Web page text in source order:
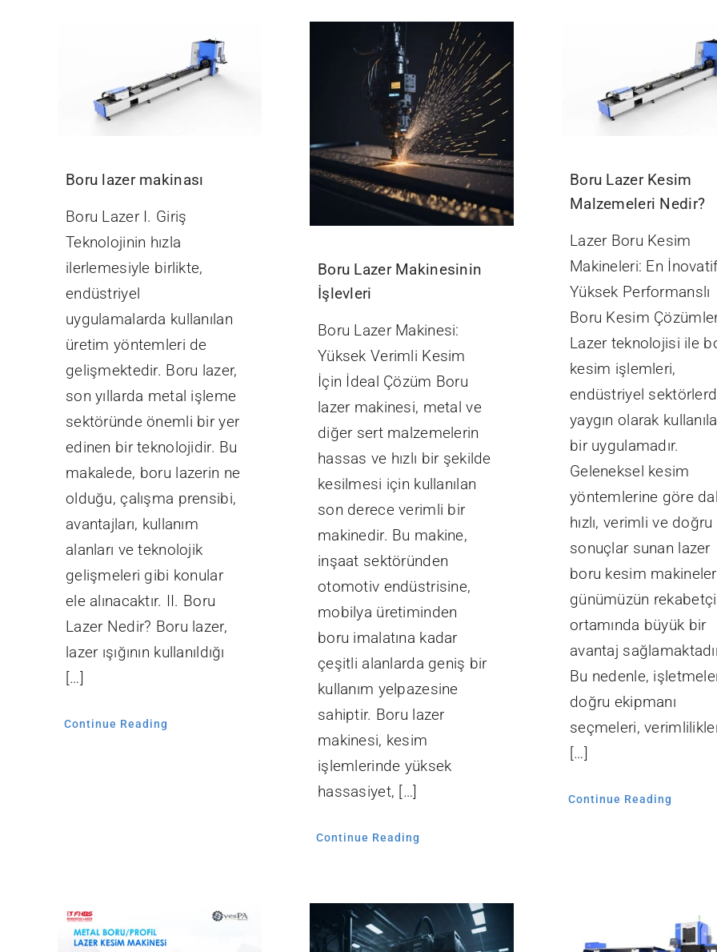
Boru lazer makinası
Boru Lazer I. Giriş
Teknolojinin hızla
ilerlemesiyle birlikte,
endüstriyel
uygulamalarda kullanılan
üretim yöntemleri de
gelişmektedir. Boru lazer,
son yıllarda metal işleme
sektöründe önemli bir yer
edinen bir teknolojidir. Bu
makalede, boru lazerin ne
olduğu, çalışma prensibi,
avantajları, kullanım
alanları ve teknolojik
gelişmeleri gibi konular
ele alınacaktır. II. Boru
Lazer Nedir? Boru lazer,
lazer ışığının kullanıldığı
[…]
Continue Reading
Boru Lazer Makinesinin
İşlevleri
Boru Lazer Makinesi:
Yüksek Verimli Kesim
İçin İdeal Çözüm Boru
lazer makinesi, metal ve
diğer sert malzemelerin
hassas ve hızlı bir şekilde
kesilmesi için kullanılan
son derece verimli bir
makinedir. Bu makine,
inşaat sektöründen
otomotiv endüstrisine,
mobilya üretiminden
boru imalatına kadar
çeşitli alanlarda geniş bir
kullanım yelpazesine
sahiptir. Boru lazer
makinesi, kesim
işlemlerinde yüksek
hassasiyet, […]
Continue Reading
Boru Lazer Kesim
Malzemeleri Nedir?
Lazer Boru Kesim
Makineleri: En
Yüksek Performanslı
Boru Kesim
Lazer teknolojisi ile
kesim işlemleri,
endüstriyel
yaygın olarak
bir uygulamadır.
Geleneksel kesim
yöntemlerine göre
hızlı, verimli ve doğru
sonuçlar sunan lazer
boru kesim
günümüzün
ortamında büyük bir
avantaj
Bu nedenle,
doğru ekipmanı
seçmeleri,
[…]
Continue Reading